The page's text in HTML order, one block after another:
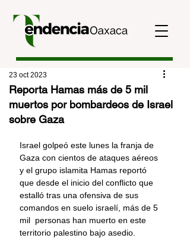
Reporta Hamas más de 5 mil
muertos por bombardeos de Israel
sobre Gaza
23 oct 2023
Israel golpeó este lunes la franja de
Gaza con cientos de ataques aéreos
y el grupo islamita Hamas reportó
que desde el inicio del conflicto que
estalló tras una ofensiva de sus
comandos en suelo israelí, más de 5
mil  personas han muerto en este
territorio palestino bajo asedio.